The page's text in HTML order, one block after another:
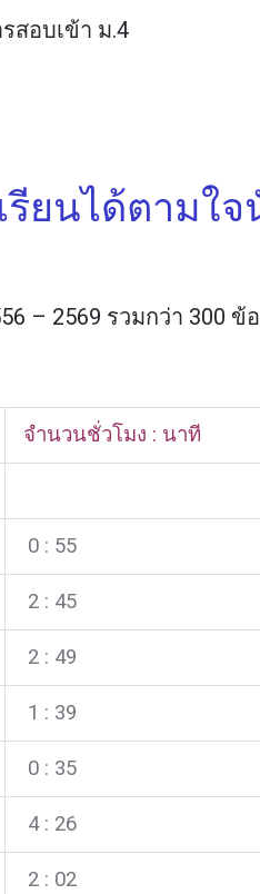
สอบเข้า ม.4
รียนได้ตามใจ
– 2569 รวมกว่า 300 ข้อ
จำนวนชั่วโมง : นาที
0 : 55
2: 45
2: 49
1 : 39
0 : 35
4: 26
2: 02